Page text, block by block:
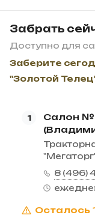
Забрать
Доступно для
Заберите
"Золотой
1
Салон №
8 (496)
Осталось